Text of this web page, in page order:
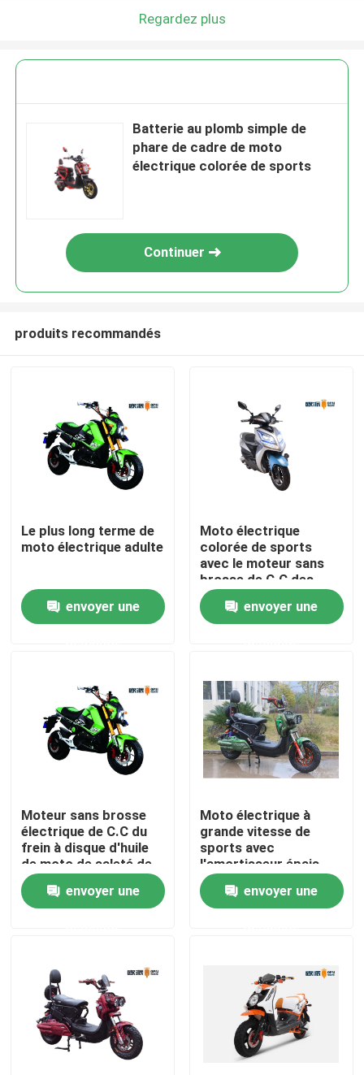
Accueil
Contacts
Produits
Scooter broyé du noir électrique
Scooteur électrique
Scooter électrique de mobilité
scooter d'équilibre électrique
Scooter électrique de pédale
Regardez plus
Batterie au plomb simple de
phare de cadre de moto
électrique colorée de sports
Continuer
produits recommandés
Le plus long terme de
moto électrique adulte
envoyer une
Moto électrique
colorée de sports
avec le moteur sans
brosse de C.C des
pédales 800W
envoyer une
Moteur sans brosse
électrique de C.C du
frein à disque d'huile
de moto de saleté de
la CEE 2000W
envoyer une
Moto électrique à
grande vitesse de
sports avec
l'amortisseur épais
d'airbag arrière
envoyer une